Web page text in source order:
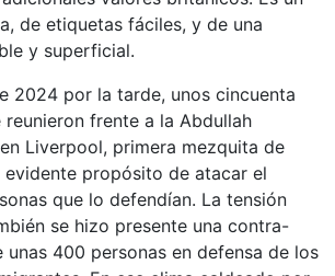
de etiquetas fáciles, y de una
y superficial.
2024 por la tarde, unos cincuenta
reunieron frente a la Abdullah
Liverpool, primera mezquita de
evidente propósito de atacar el
que lo defendían. La tensión
se hizo presente una contra-
unas 400 personas en defensa de los